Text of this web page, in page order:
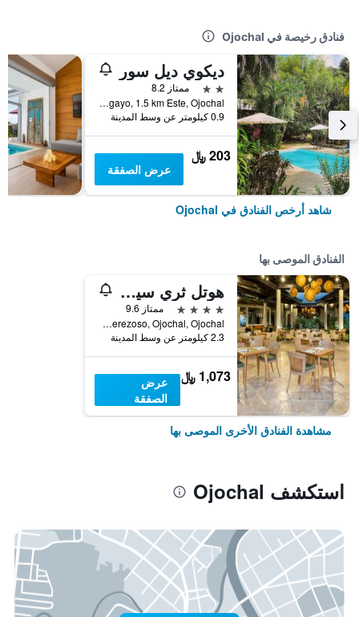
فنادق رخيصة في Ojochal
ديكوي ديل سور
2 نجمتين
ممتاز 8.2
Avenida Papagayo, 1.5 km Este, Ojochal, كوستاريكا
0.9 كيلومتر عن وسط المدينة
203 ﷼
عرض الصفقة
شاهد أرخص الفنادق في Ojochal
الفنادق الموصى بها
هوتل ثري سيكستي - ٔلبالغيس فقط
4 نجوم
ممتاز 9.6
Calle Perezoso, Ojochal, Ojochal, كوستاريكا
2.3 كيلومتر عن وسط المدينة
1,073 ﷼
عرض
الصفقة
مشاهدة الفنادق الأخرى الموصى بها
استكشف Ojochal